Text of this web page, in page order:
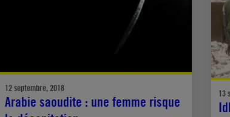
12 septembre, 2018
Arabie saoudite : une femme risque
13